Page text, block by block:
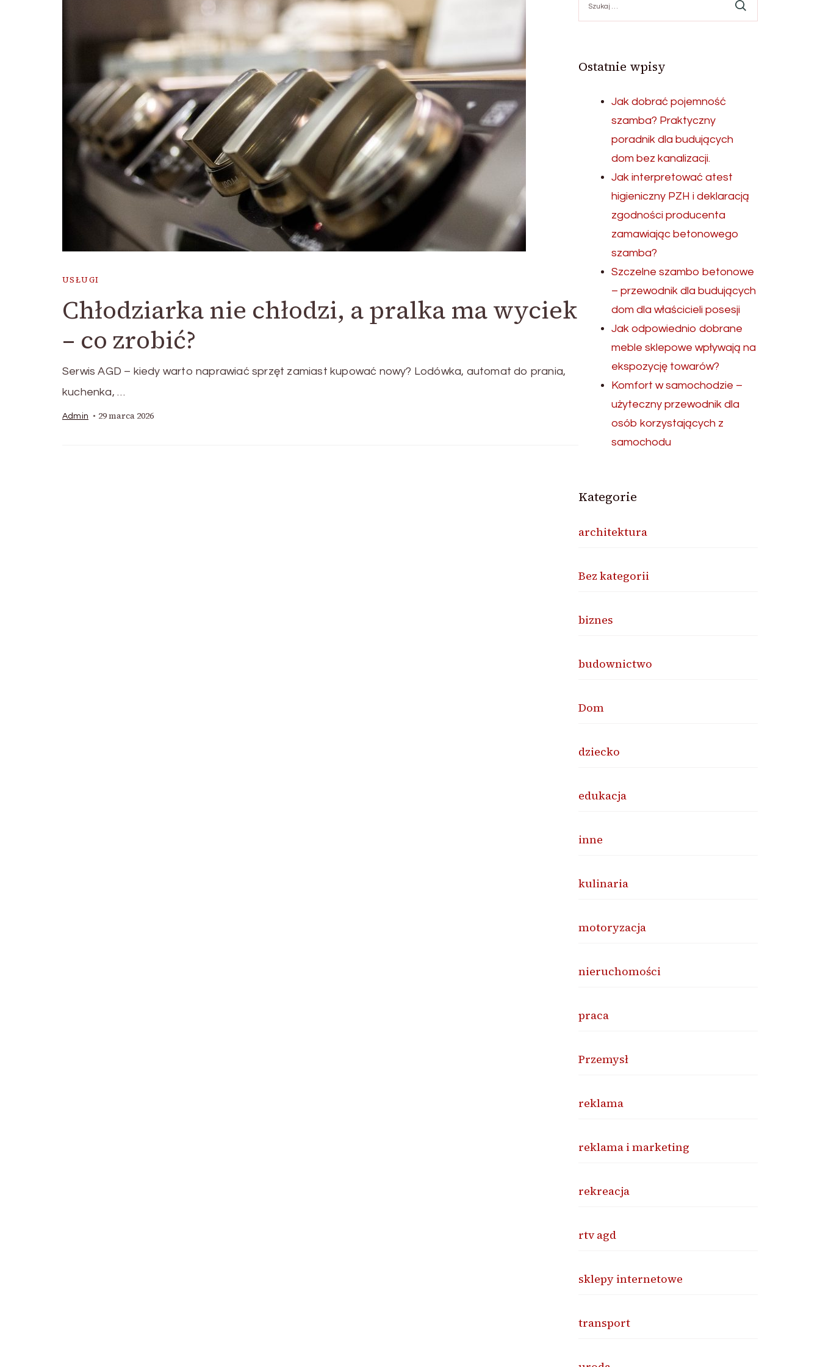
USŁUGI
Chłodziarka nie chłodzi, a pralka ma wyciek
– co zrobić?
Serwis AGD – kiedy warto naprawiać sprzęt zamiast kupować nowy? Lodówka, automat do prania,
kuchenka, …
Admin 29 marca 2026
Ostatnie wpisy
Jak dobrać pojemność
szamba? Praktyczny
poradnik dla budujących
dom bez kanalizacji.
Jak interpretować atest
higieniczny PZH i deklaracją
zgodności producenta
zamawiając betonowego
szamba?
Szczelne szambo betonowe
– przewodnik dla budujących
dom dla właścicieli posesji
Jak odpowiednio dobrane
meble sklepowe wpływają na
ekspozycję towarów?
Komfort w samochodzie –
użyteczny przewodnik dla
osób korzystających z
samochodu
Kategorie
architektura
Bez kategorii
biznes
budownictwo
Dom
dziecko
edukacja
inne
kulinaria
motoryzacja
nieruchomości
praca
Przemysł
reklama
reklama i marketing
rekreacja
rtv agd
sklepy internetowe
transport